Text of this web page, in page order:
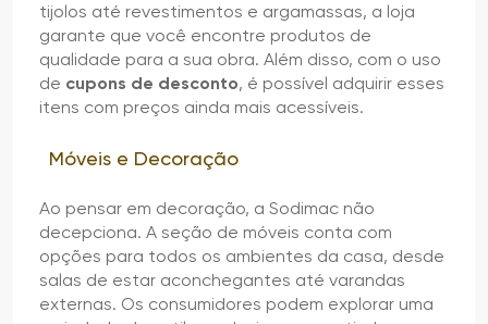
tijolos até revestimentos e argamassas, a loja
garante que você encontre produtos de
qualidade para a sua obra. Além disso, com o uso
de cupons de desconto, é possível adquirir esses
itens com preços ainda mais acessíveis.
Móveis e Decoração
Ao pensar em decoração, a Sodimac não
decepciona. A seção de móveis conta com
opções para todos os ambientes da casa, desde
salas de estar aconchegantes até varandas
externas. Os consumidores podem explorar uma